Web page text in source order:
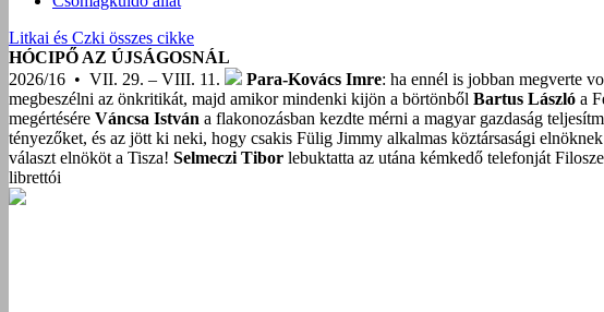
Litkai és Czki összes cikke
HÓCIPŐ AZ ÚJSÁGOSNÁL
2026/16 • VII. 29. – VIII. 11.
Para-Kovács Imre: ha ennél is jobban megverte
megbeszélni az önkritikát, majd amikor mindenki kijön a börtönből Bartus László a
megértésére Váncsa István a flakonozásban kezdte mérni a magyar gazdaság
tényezőket, és az jött ki neki, hogy csakis Fülig Jimmy alkalmas köztársasági elnöknek
választ elnököt a Tisza! Selmeczi Tibor lebuktatta az utána kémkedő telefonját
librettói